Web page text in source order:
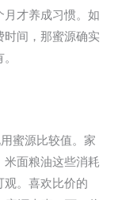
月才养成习惯。如
时间，那蜜源确实
蜜源比较值。家
面粮油这些消耗
观。喜欢比价的